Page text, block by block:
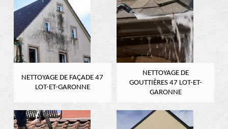
NETTOYAGE DE FAÇADE 47
LOT-ET-GARONNE
NETTOYAGE DE
GOUTTIÈRES 47 LOT-ET-
GARONNE